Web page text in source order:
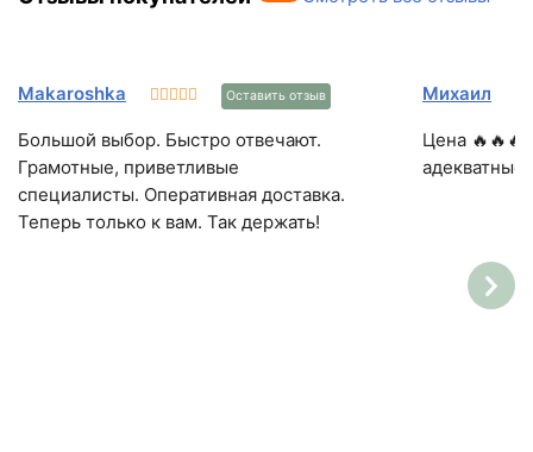
Makaroshka Оставить отзыв
Большой выбор. Быстро отвечают.
Грамотные, приветливые
специалисты. Оперативная доставка.
Теперь только к вам. Так держать!
Михаил
Цена